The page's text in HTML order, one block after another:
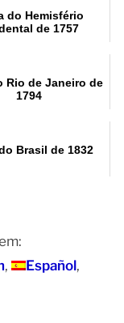
do Hemisfério
de 1757
Rio de Janeiro de
1794
Brasil de 1832
Español